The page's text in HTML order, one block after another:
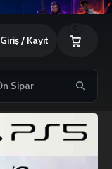
Giriş / Kayıt